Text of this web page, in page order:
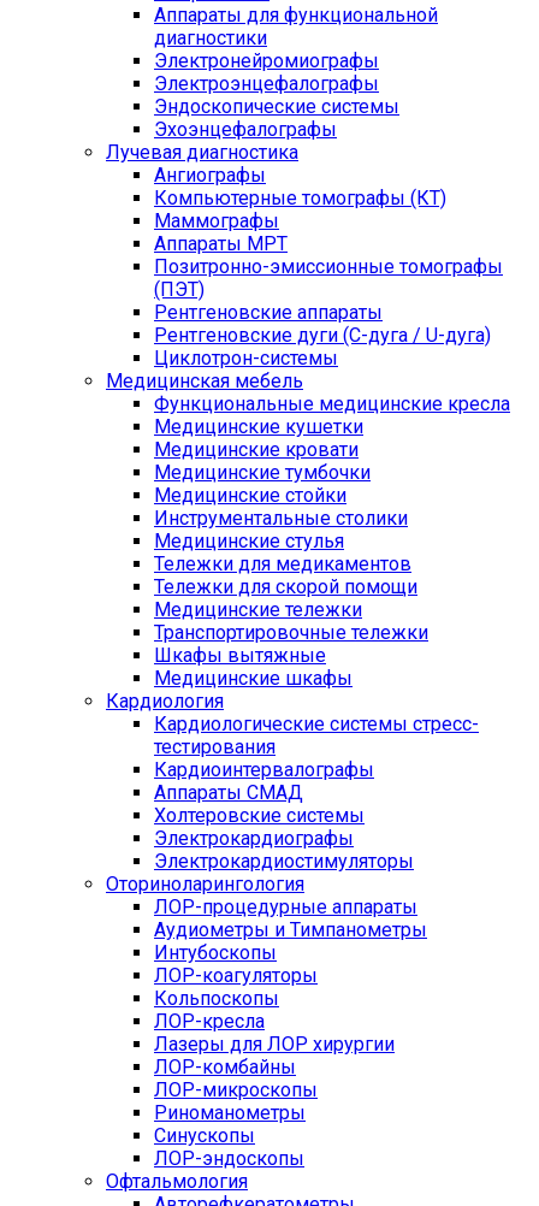
Аппараты для функциональной
диагностики
Электронейромиографы
Электроэнцефалографы
Эндоскопические системы
Эхоэнцефалографы
Лучевая диагностика
Ангиографы
Компьютерные томографы (КТ)
Маммографы
Аппараты МРТ
Позитронно-эмиссионные томографы
(ПЭТ)
Рентгеновские аппараты
Рентгеновские дуги (С-дуга / U-дуга)
Циклотрон-системы
Медицинская мебель
Функциональные медицинские кресла
Медицинские кушетки
Медицинские кровати
Медицинские тумбочки
Медицинские стойки
Инструментальные столики
Медицинские стулья
Тележки для медикаментов
Тележки для скорой помощи
Медицинские тележки
Транспортировочные тележки
Шкафы вытяжные
Медицинские шкафы
Кардиология
Кардиологические системы стресс-
тестирования
Кардиоинтервалографы
Аппараты СМАД
Холтеровские системы
Электрокардиографы
Электрокардиостимуляторы
Оториноларингология
ЛОР-процедурные аппараты
Аудиометры и Тимпанометры
Интубоскопы
ЛОР-коагуляторы
Кольпоскопы
ЛОР-кресла
Лазеры для ЛОР хирургии
ЛОР-комбайны
ЛОР-микроскопы
Риноманометры
Синускопы
ЛОР-эндоскопы
Офтальмология